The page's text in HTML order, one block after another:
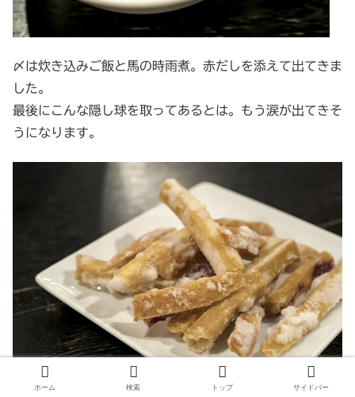
〆は炊き込みご飯と馬の時雨煮。赤だしを添えて出てきま
した。
最後にこんな隠し球を取ってあるとは。もう涙が出てきそ
うになります。
ホーム 検索 トップ サイドバー